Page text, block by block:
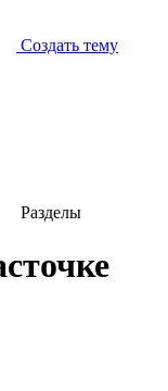
Создать тему
Разделы